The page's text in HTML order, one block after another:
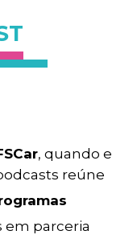
, quando e
reúne
em parceria